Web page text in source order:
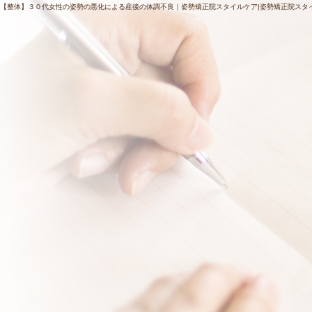
【整体】３０代女性の姿勢の悪化による産後の体調不良｜姿勢矯正院スタイルケア|姿勢矯正院スタ